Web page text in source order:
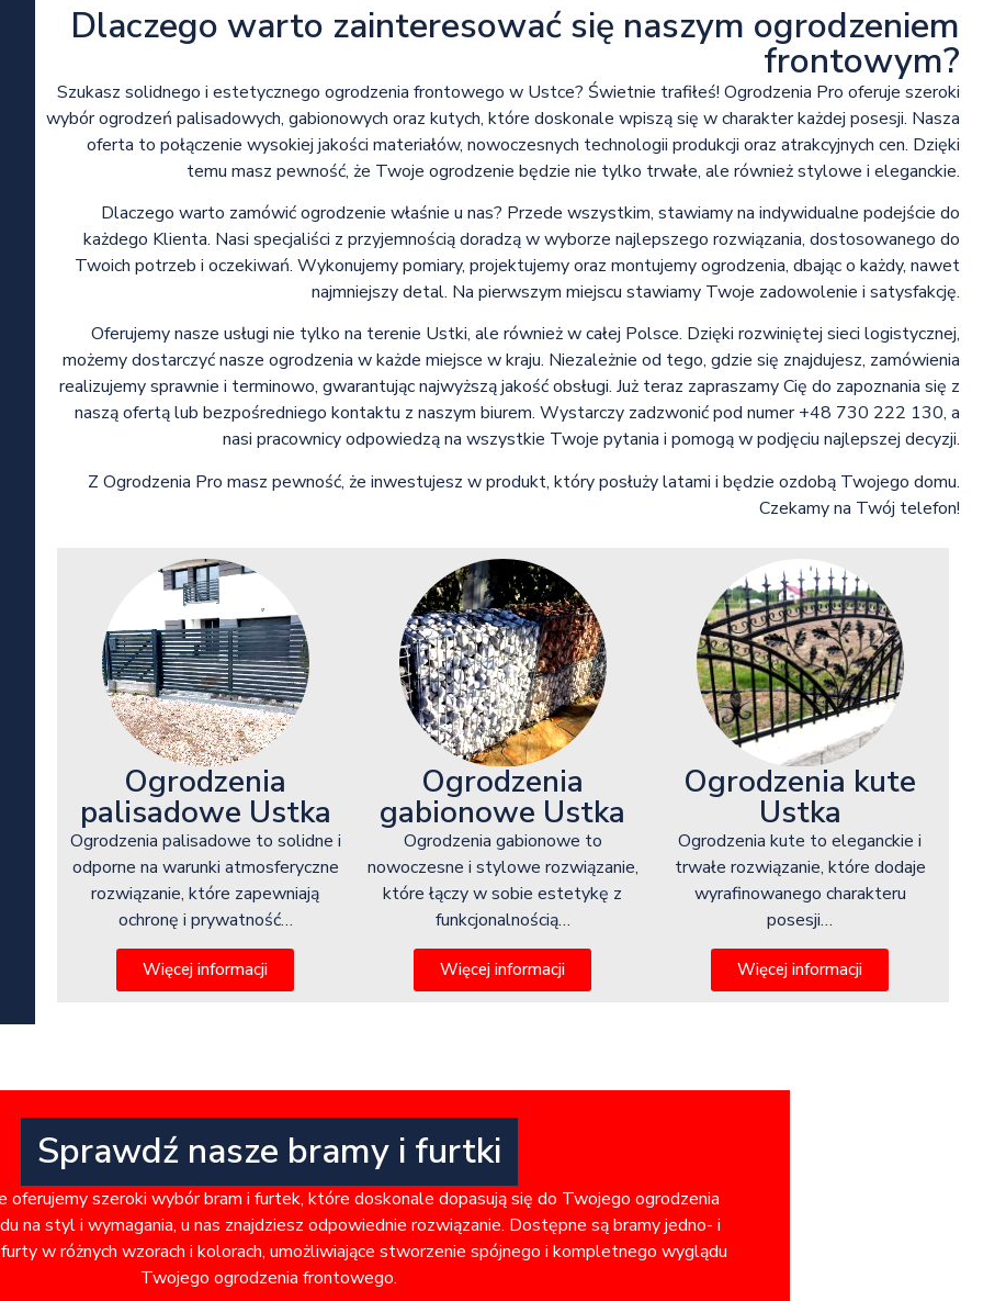
Dlaczego warto zainteresować się naszym ogrodzeniem
frontowym?
Szukasz solidnego i estetycznego ogrodzenia frontowego w Ustce? Świetnie trafiłeś! Ogrodzenia Pro oferuje szeroki
wybór ogrodzeń palisadowych, gabionowych oraz kutych, które doskonale wpiszą się w charakter każdej posesji. Nasza
oferta to połączenie wysokiej jakości materiałów, nowoczesnych technologii produkcji oraz atrakcyjnych cen. Dzięki
temu masz pewność, że Twoje ogrodzenie będzie nie tylko trwałe, ale również stylowe i eleganckie.
Dlaczego warto zamówić ogrodzenie właśnie u nas? Przede wszystkim, stawiamy na indywidualne podejście do
każdego Klienta. Nasi specjaliści z przyjemnością doradzą w wyborze najlepszego rozwiązania, dostosowanego do
Twoich potrzeb i oczekiwań. Wykonujemy pomiary, projektujemy oraz montujemy ogrodzenia, dbając o każdy, nawet
najmniejszy detal. Na pierwszym miejscu stawiamy Twoje zadowolenie i satysfakcję.
Oferujemy nasze usługi nie tylko na terenie Ustki, ale również w całej Polsce. Dzięki rozwiniętej sieci logistycznej,
możemy dostarczyć nasze ogrodzenia w każde miejsce w kraju. Niezależnie od tego, gdzie się znajdujesz, zamówienia
realizujemy sprawnie i terminowo, gwarantując najwyższą jakość obsługi. Już teraz zapraszamy Cię do zapoznania się z
naszą ofertą lub bezpośredniego kontaktu z naszym biurem. Wystarczy zadzwonić pod numer +48 730 222 130, a
nasi pracownicy odpowiedzą na wszystkie Twoje pytania i pomogą w podjęciu najlepszej decyzji.
Z Ogrodzenia Pro masz pewność, że inwestujesz w produkt, który posłuży latami i będzie ozdobą Twojego domu.
Czekamy na Twój telefon!
Ogrodzenia
palisadowe Ustka
Ogrodzenia palisadowe to solidne i
odporne na warunki atmosferyczne
rozwiązanie, które zapewniają
ochronę i prywatność…
Więcej informacji
Ogrodzenia
gabionowe Ustka
Ogrodzenia gabionowe to
nowoczesne i stylowe rozwiązanie,
które łączy w sobie estetykę z
funkcjonalnością…
Więcej informacji
Ogrodzenia kute
Ustka
Ogrodzenia kute to eleganckie i
trwałe rozwiązanie, które dodaje
wyrafinowanego charakteru
posesji…
Więcej informacji
Sprawdź nasze bramy i furtki
oferujemy szeroki wybór bram i furtek, które doskonale dopasują się do Twojego ogrodzenia
na styl i wymagania, u nas znajdziesz odpowiednie rozwiązanie. Dostępne są bramy jedno- i
w różnych wzorach i kolorach, umożliwiające stworzenie spójnego i kompletnego wyglądu
Twojego ogrodzenia frontowego.